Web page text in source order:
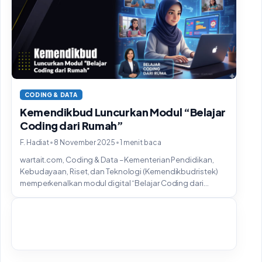
CODING & DATA
Kemendikbud Luncurkan Modul “Belajar
Coding dari Rumah”
F. Hadiat• 8 November 2025 •1 menit baca
wartait.com, Coding & Data – Kementerian Pendidikan,
Kebudayaan, Riset, dan Teknologi (Kemendikbudristek)
memperkenalkan modul digital “Belajar Coding dari...